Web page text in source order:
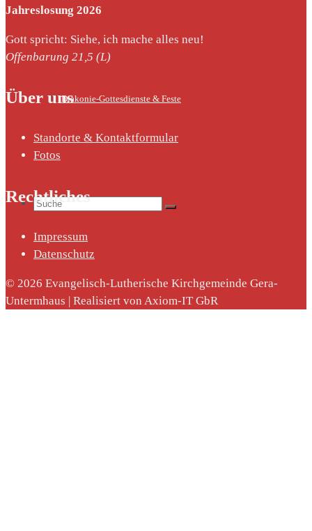
Diakonie-Gottesdienste & Feste
Suche
nach:
Jahreslosung 2026
Gott spricht: Siehe, ich mache alles neu!
Offenbarung 21,5 (L)
Über uns
Standorte & Kontaktformular
Fotos
Rechtliches
Impressum
Datenschutz
© 2026 Evangelisch-Lutherische Kirchgemeinde Gera-
Untermhaus | Realisiert von Axiom-IT GbR